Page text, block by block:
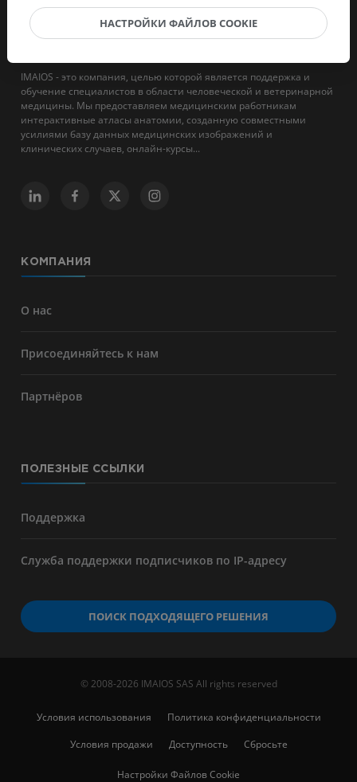
IMAIOS - это компания, целью которой является поддержка и
обучение специалистов в области человеческой и ветеринарной
медицины. Мы предоставляем медицинским работникам
интерактивные атласы анатомии, созданную совместными
усилиями базу данных медицинских изображений и
клинических случаев, онлайн-курсы...
КОМПАНИЯ
О нас
Присоединяйтесь к нам
Партнёров
ПОЛЕЗНЫЕ ССЫЛКИ
Поддержка
Служба поддержки подписчиков по IP-адресу
ПОИСК ПОДХОДЯЩЕГО РЕШЕНИЯ
© 2008-2026 IMAIOS SAS All rights reserved
Условия использования
Политика конфиденциальности
Условия продажи
Доступность Сбросьте
Настройки Файлов Cookie
НАСТРОЙКИ ФАЙЛОВ COOKIE